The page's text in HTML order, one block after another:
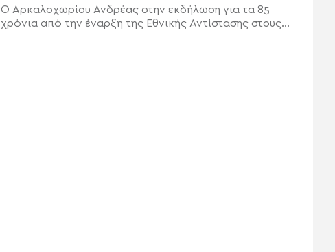
Ο Αρκαλοχωρίου Ανδρέας στην εκδήλωση για τα 85
χρόνια από την έναρξη της Εθνικής Αντίστασης στους